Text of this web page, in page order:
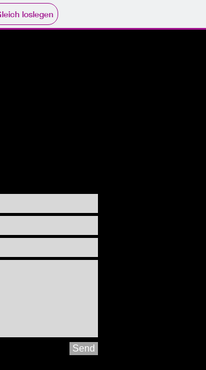
loslegen
Send